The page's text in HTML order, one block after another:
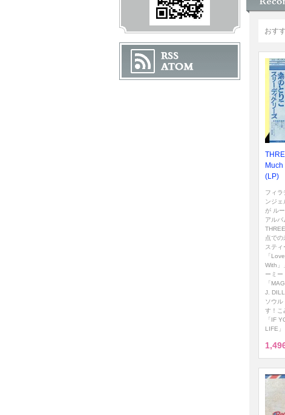
おす
Much
(LP)
フィラ
ンジェ
が ル
アルバ
点での
スティ
「
With」
ーミー
「
J.
ソウル
す！こ
「IF
LIFE